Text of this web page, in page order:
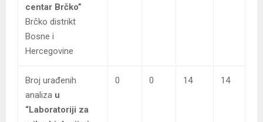
centar Brčko”
Brčko distrikt
Bosne i
Hercegovine
Broj urađenih
analiza u
“Laboratoriji za
0 0 14 14